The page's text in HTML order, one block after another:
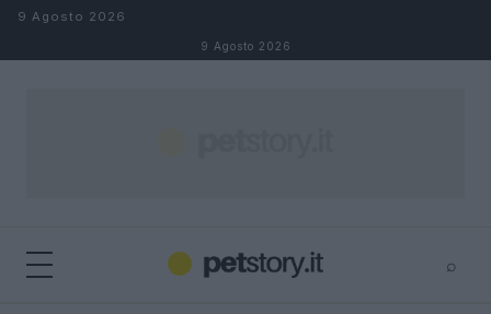
Salta al contenuto
9 Agosto 2026
9 Agosto 2026
⌕